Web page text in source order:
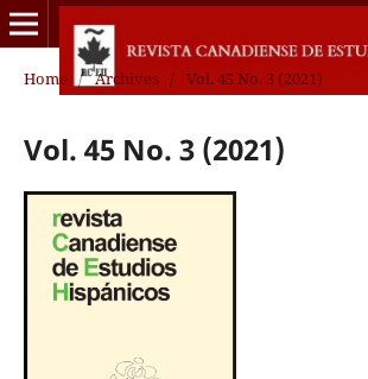
Home / Archives / Vol. 45 No. 3 (2021)
Vol. 45 No. 3 (2021)